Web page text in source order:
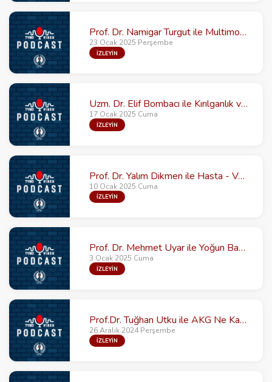
Prof. Dr. Namigar Turgut ile Multimodal Prehabilitasyon Sonuçları Etkiler mi?
23 Ocak 2025 Perşembe
İZLEYİN
Uzm. Dr. Elif Bombacı ile Kırılganlık ve Sarkopeni
17 Ocak 2025 Cuma
İZLEYİN
Prof. Dr. Yalım Dikmen ile Hasta - Ventilatör Uyumsuzluğu
10 Ocak 2025 Cuma
İZLEYİN
Prof. Dr. Mehmet Uyar ile Yoğun Bakımların Akılcı Kullanımı Neden Önemli?
3 Ocak 2025 Cuma
İZLEYİN
Prof.Dr. Tuğhan Utku ile AKG Ne Kadar Önemli?
26 Aralık 2024 Perşembe
İZLEYİN